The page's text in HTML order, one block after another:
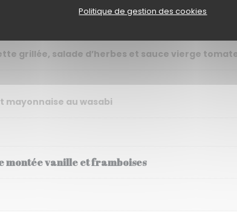
Politique de gestion des cookies
aux herbes et jus de viande
grillée, salade d’herbes et sauce vierge
au wasabi
montée vanille et framboises